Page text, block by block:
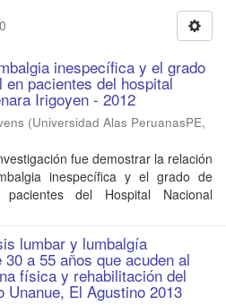
inespecífica y el grado
pacientes del hospital
Irigoyen - 2012
(Universidad Alas PeruanasPE,
fue demostrar la relación
inespecífica y el grado de
del Hospital Nacional
lumbar y lumbalgía
a 55 años que acuden al
física y rehabilitación del
Unanue, El Agustino 2013